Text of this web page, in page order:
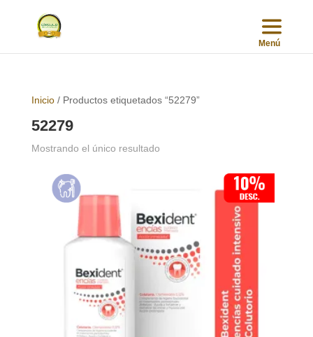
Inicio/ Productos etiquetados “52279”
52279
Mostrando el único resultado